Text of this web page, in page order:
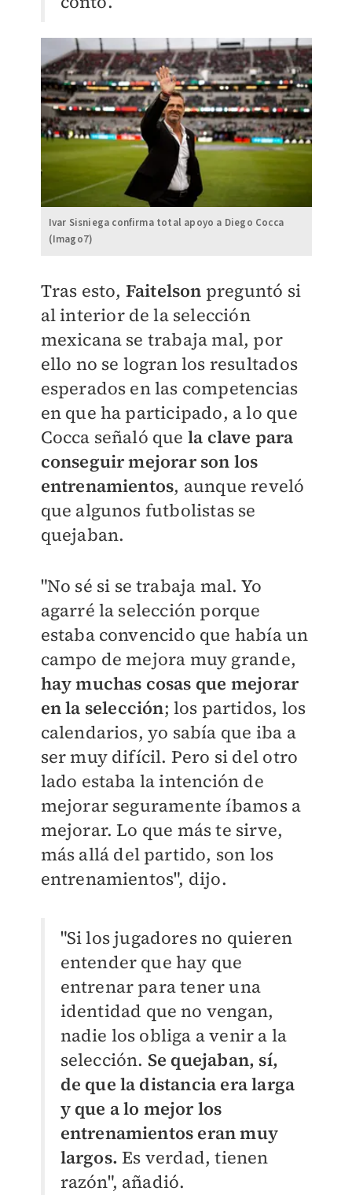
Ivar Sisniega confirma total apoyo a Diego Cocca
(Imago7)
Tras esto, Faitelson preguntó si
al interior de la selección
mexicana se trabaja mal, por
ello no se logran los resultados
esperados en las competencias
en que ha participado, a lo que
Cocca señaló que la clave para
conseguir mejorar son los
entrenamientos, aunque reveló
que algunos futbolistas se
quejaban.
"No sé si se trabaja mal. Yo
agarré la selección porque
estaba convencido que había un
campo de mejora muy grande,
hay muchas cosas que mejorar
en la selección; los partidos, los
calendarios, yo sabía que iba a
ser muy difícil. Pero si del otro
lado estaba la intención de
mejorar seguramente íbamos a
mejorar. Lo que más te sirve,
más allá del partido, son los
entrenamientos", dijo.
"Si los jugadores no quieren
entender que hay que
entrenar para tener una
identidad que no vengan,
nadie los obliga a venir a la
selección. Se quejaban, sí,
de que la distancia era larga
y que a lo mejor los
entrenamientos eran muy
largos. Es verdad, tienen
razón", añadió.